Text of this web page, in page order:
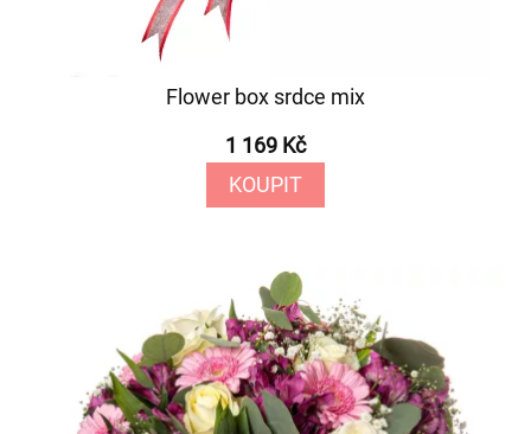
Flower box srdce mix
1 169 Kč
KOUPIT